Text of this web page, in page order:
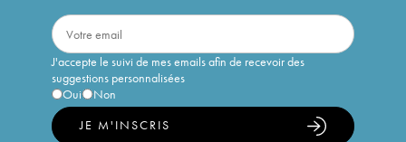
J'accepte le suivi de mes emails afin de recevoir des
suggestions personnalisées
Oui
Non
JE M'INSCRIS